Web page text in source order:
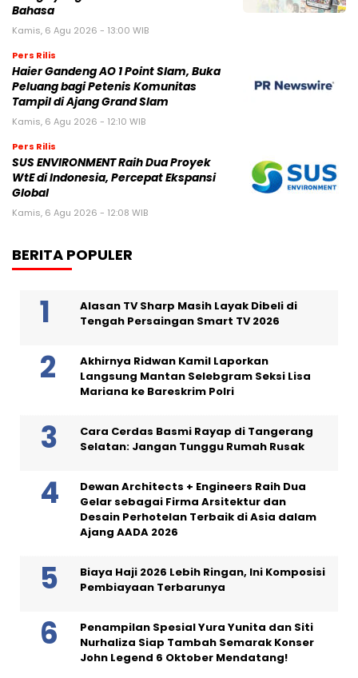
Bahasa
Kamis, 6 Agu 2026 - 13:00 WIB
Pers Rilis
Haier Gandeng AO 1 Point Slam, Buka
Peluang bagi Petenis Komunitas
Tampil di Ajang Grand Slam
Kamis, 6 Agu 2026 - 12:10 WIB
Pers Rilis
SUS ENVIRONMENT Raih Dua Proyek
WtE di Indonesia, Percepat Ekspansi
Global
Kamis, 6 Agu 2026 - 12:08 WIB
BERITA POPULER
Alasan TV Sharp Masih Layak Dibeli di
Tengah Persaingan Smart TV 2026
Akhirnya Ridwan Kamil Laporkan
Langsung Mantan Selebgram Seksi Lisa
Mariana ke Bareskrim Polri
Cara Cerdas Basmi Rayap di Tangerang
Selatan: Jangan Tunggu Rumah Rusak
Dewan Architects + Engineers Raih Dua
Gelar sebagai Firma Arsitektur dan
Desain Perhotelan Terbaik di Asia dalam
Ajang AADA 2026
Biaya Haji 2026 Lebih Ringan, Ini Komposisi
Pembiayaan Terbarunya
Penampilan Spesial Yura Yunita dan Siti
Nurhaliza Siap Tambah Semarak Konser
John Legend 6 Oktober Mendatang!